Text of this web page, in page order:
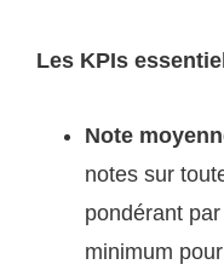
Les KPIs
Note
notes sur
pondérant
minimum